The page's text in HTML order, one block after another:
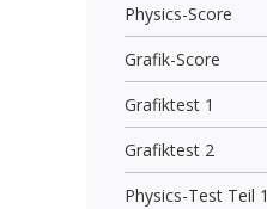
Physics-Score
Grafik-Score
Grafiktest 1
Grafiktest 2
Physics-Test Teil 1